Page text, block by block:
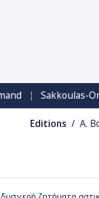
| Sakkoulas-
Editions / Α.